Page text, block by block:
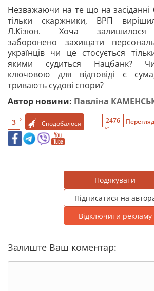
Незважаючи на те що на засіданні
тільки скаржники, ВРП
Л.Кізюн. Хоча залишилося
заборонено захищати
українців чи це стосується
якими судиться Нацбанк?
ключовою для відповіді є
тривають судові спори?
Автор новини: Павліна
3 Сподобалося 2476
Подякувати
Підписатися на
Відключити рекламу
Залиште Ваш коментар: